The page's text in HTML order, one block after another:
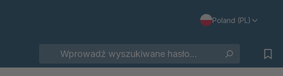
Poland (PL)